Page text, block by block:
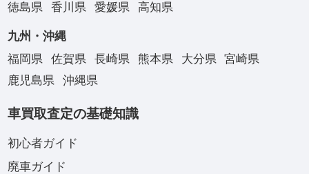
徳島県
香川県 愛媛県 高知県
九州・沖縄
福岡県
佐賀県 長崎県 熊本県 大分県
宮崎県
鹿児島県
沖縄県
車買取査定の基礎知識
初心者ガイド
廃車ガイド